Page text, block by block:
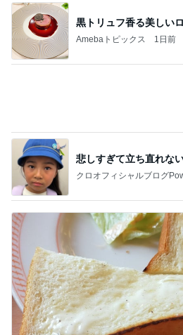
黒トリュフ香る美しい
Amebaトピックス 1日前
悲しすぎて立ち直れない
クロオフィシャルブログ